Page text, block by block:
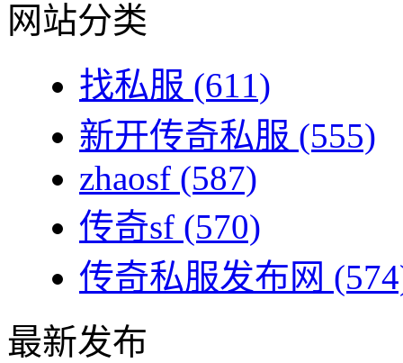
网站分类
找私服 (611)
新开传奇私服 (555)
zhaosf (587)
传奇sf (570)
传奇私服发布网
最新发布